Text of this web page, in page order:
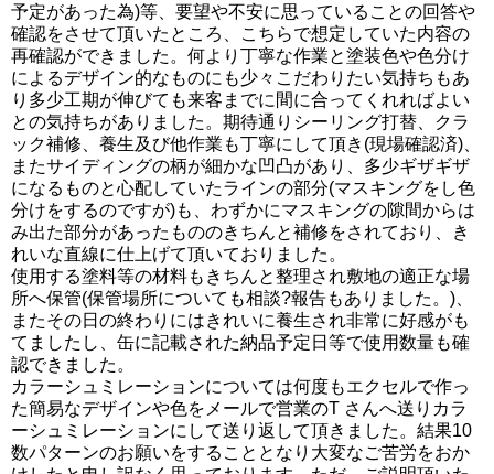
予定があった為)等、要望や不安に思っていることの回答や
確認をさせて頂いたところ、こちらで想定していた内容の
再確認ができました。何より丁寧な作業と塗装色や色分け
によるデザイン的なものにも少々こだわりたい気持ちもあ
り多少工期が伸びても来客までに間に合ってくれればよい
との気持ちがありました。期待通りシーリング打替、クラ
ック補修、養生及び他作業も丁寧にして頂き(現場確認済)、
またサイディングの柄が細かな凹凸があり、多少ギザギザ
になるものと心配していたラインの部分(マスキングをし色
分けをするのですが)も、わずかにマスキングの隙間からは
み出た部分があったもののきちんと補修をされており、き
れいな直線に仕上げて頂いておりました。
使用する塗料等の材料もきちんと整理され敷地の適正な場
所へ保管(保管場所についても相談?報告もありました。)、
またその日の終わりにはきれいに養生され非常に好感がも
てましたし、缶に記載された納品予定日等で使用数量も確
認できました。
カラーシュミレーションについては何度もエクセルで作っ
た簡易なデザインや色をメールで営業のT さんへ送りカラ
ーシュミレーションにして送り返して頂きました。結果10
数パターンのお願いをすることとなり大変なご苦労をおか